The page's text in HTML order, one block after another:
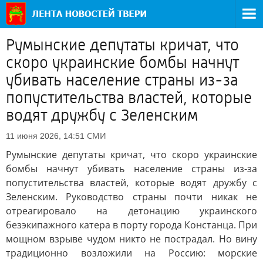
Румынские депутаты кричат, что
скоро украинские бомбы начнут
убивать население страны из-за
попустительства властей, которые
водят дружбу с Зеленским
11 июня 2026, 14:51 СМИ
Румынские депутаты кричат, что скоро украинские
бомбы начнут убивать население страны из-за
попустительства властей, которые водят дружбу с
Зеленским. Руководство страны почти никак не
отреагировало на детонацию украинского
безэкипажного катера в порту города Констанца. При
мощном взрыве чудом никто не пострадал. Но вину
традиционно возложили на Россию: морские